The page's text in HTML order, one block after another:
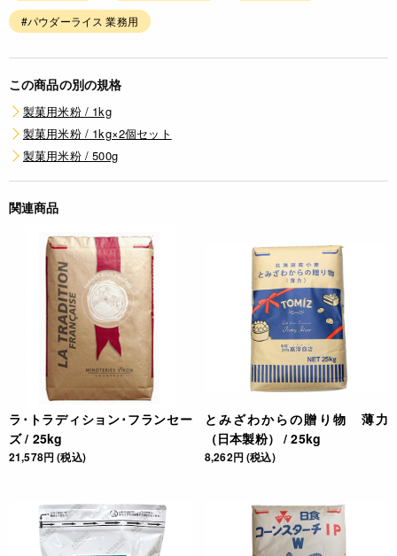
#パウダーライス 業務用
この商品の別の規格
製菓用米粉 / 1kg
製菓用米粉 / 1kg×2個セット
製菓用米粉 / 500g
関連商品
ラ･トラディション･フランセー
ズ / 25kg
21,578円 (税込)
とみざわからの贈り物 薄力
（日本製粉） / 25kg
8,262円 (税込)